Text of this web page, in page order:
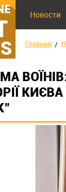
Новости
Главная